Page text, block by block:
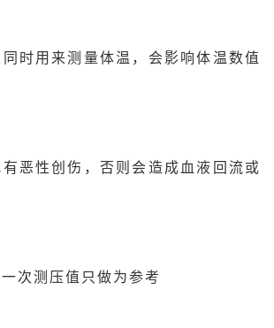
时用来测量体温，会影响体温数值
恶性创伤，否则会造成血液回流或
次测压值只做为参考